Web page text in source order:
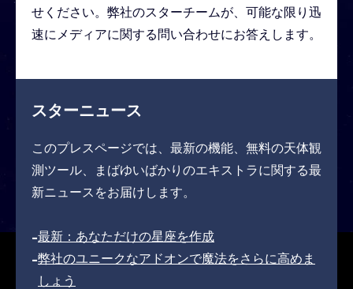
せください。弊社のスターチームが、可能な限り迅
速にメディアに関する問い合わせにお答えします。
スターニュース
このプレスページでは、最新の機能、無料の天体観
測ツール、まばゆいばかりのエキストラに関する最
新ニュースをお届けします。
最新：あなただけの星座を作成
弊社のユニークなアドオンで魔法をさらに高めま
しょう